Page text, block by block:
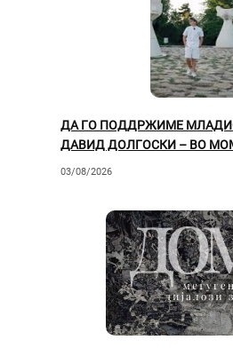
ДА ГО ПОДДРЖИМЕ
ДАВИД ДОЛГОСКИ – ВО
03/08/2026